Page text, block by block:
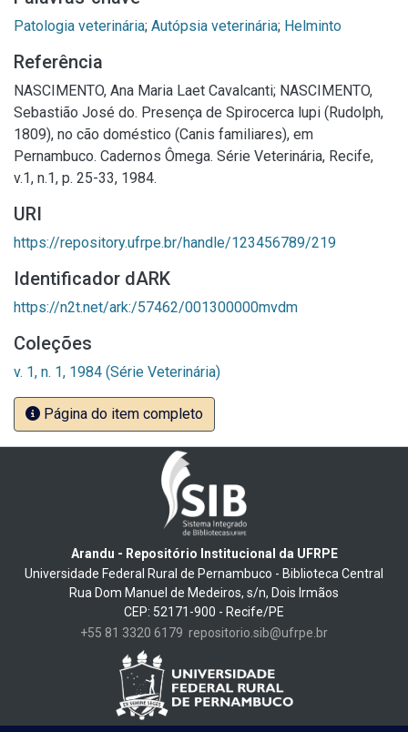
Patologia veterinária; Autópsia veterinária; Helminto
Referência
NASCIMENTO, Ana Maria Laet Cavalcanti; NASCIMENTO,
Sebastião José do. Presença de Spirocerca lupi (Rudolph,
1809), no cão doméstico (Canis familiares), em
Pernambuco. Cadernos Ômega. Série Veterinária, Recife,
v.1, n.1, p. 25-33, 1984.
URI
https://repository.ufrpe.br/handle/123456789/219
Identificador dARK
https://n2t.net/ark:/57462/001300000mvdm
Coleções
v. 1, n. 1, 1984 (Série Veterinária)
Página do item completo
Arandu - Repositório Institucional da UFRPE
Universidade Federal Rural de Pernambuco - Biblioteca Central
Rua Dom Manuel de Medeiros, s/n, Dois Irmãos
CEP: 52171-900 - Recife/PE
+55 81 3320 6179 repositorio.sib@ufrpe.br